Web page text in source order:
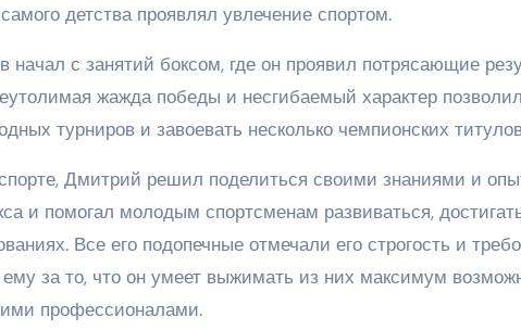
детства проявлял увлечение спортом.
начал с занятий боксом, где он проявил потрясающие
жажда победы и несгибаемый характер
турниров и завоевать несколько чемпионских
Дмитрий решил поделиться своими знаниями и
и помогал молодым спортсменам развиваться,
Все его подопечные отмечали его строгость и
за то, что он умеет выжимать из них максимум
профессионалами.